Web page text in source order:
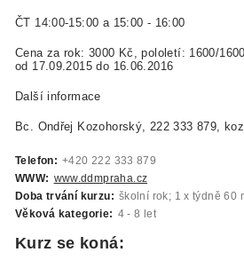
ČT 14:00-15:00 a 15:00 - 16:00
Cena za rok: 3000 Kč, pololetí: 1600/
od 17.09.2015 do 16.06.2016
Další informace
Bc. Ondřej Kozohorský, 222 333 879,
Telefon: +420 222 333 879
WWW: www.ddmpraha.cz
Doba trvání kurzu: školní rok; 1 x týdně 60
Věková kategorie: 4 - 8 let
Kurz se koná: